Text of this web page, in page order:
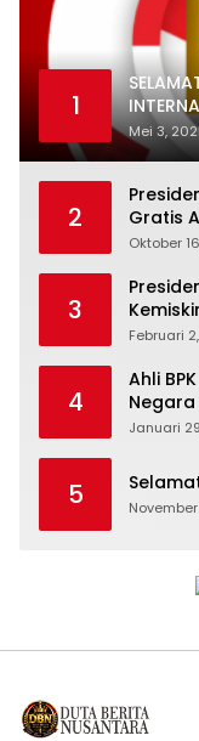
1
Mei 3,
2
Gratis
Depan
Oktober
3
Februari
4
Ahli
Negara
Januari
5